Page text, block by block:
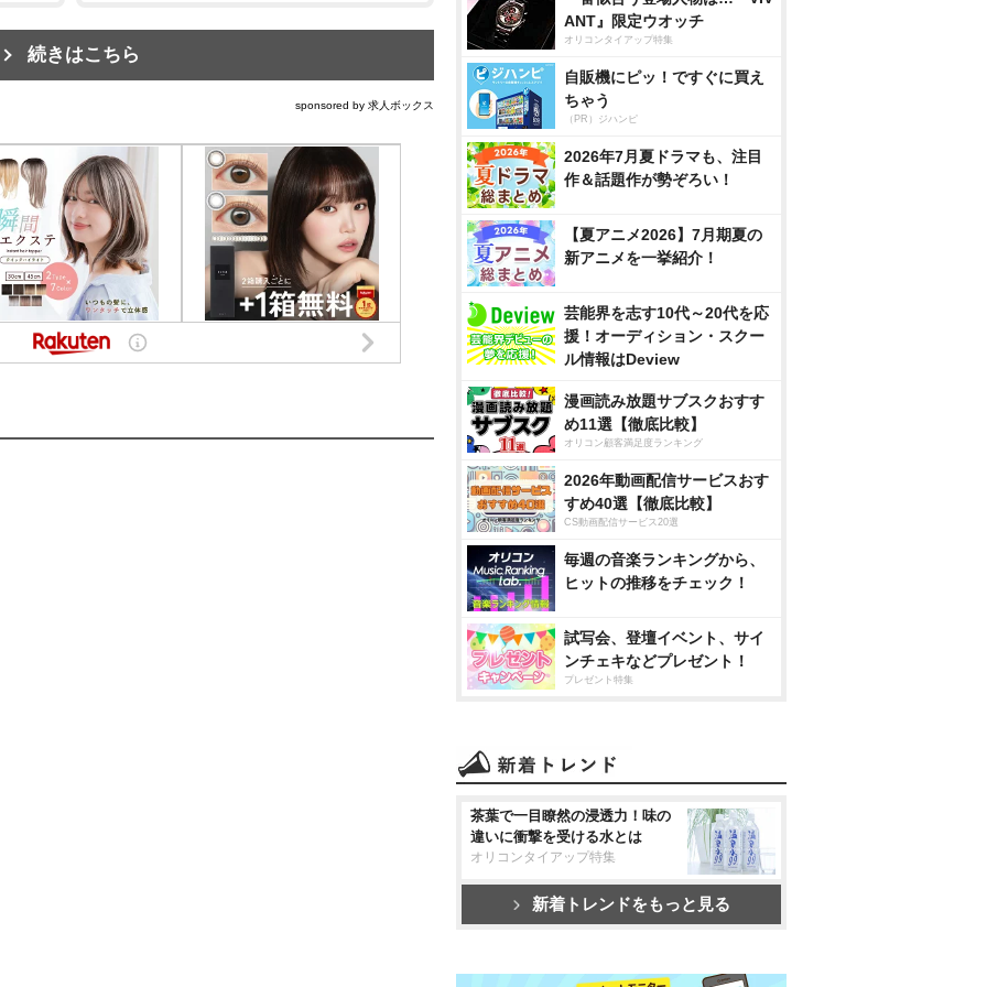
続きはこちら
sponsored by 求人ボックス
ANT』限定ウオッチ
オリコンタイアップ特集
自販機にピッ！ですぐに買え
ちゃう
（PR）ジハンピ
2026年7月夏ドラマも、注目
作＆話題作が勢ぞろい！
【夏アニメ2026】7月期夏の
新アニメを一挙紹介！
芸能界を志す10代～20代を応
援！オーディション・スクー
ル情報はDeview
漫画読み放題サブスクおすす
め11選【徹底比較】
オリコン顧客満足度ランキング
2026年動画配信サービスおす
すめ40選【徹底比較】
CS動画配信サービス20選
毎週の音楽ランキングから、
ヒットの推移をチェック！
試写会、登壇イベント、サイ
ンチェキなどプレゼント！
プレゼント特集
茶葉で一目瞭然の浸透力！味の
違いに衝撃を受ける水とは
オリコンタイアップ特集
新着トレンドをもっと見る